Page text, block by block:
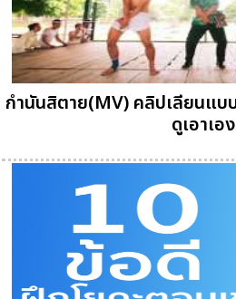
กำนันสิตาย(MV) คลิปเลียนแบ
ดูเอาเอง